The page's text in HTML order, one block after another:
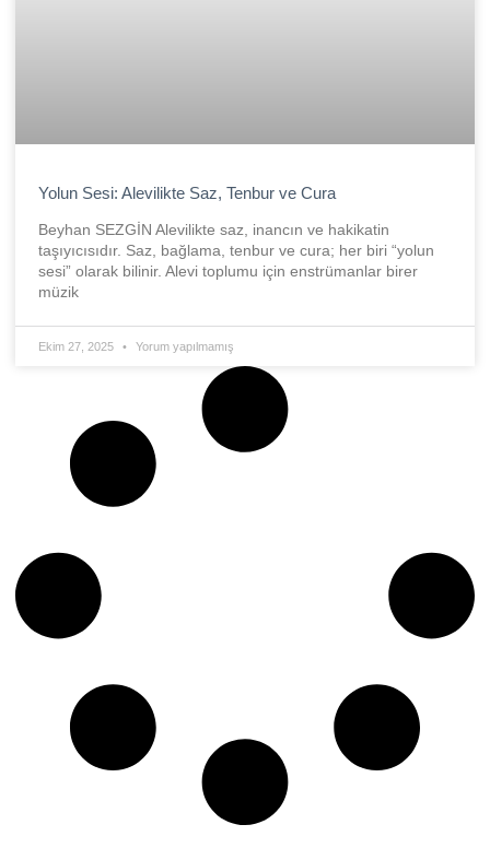
Yolun Sesi: Alevilikte Saz, Tenbur ve Cura
Beyhan SEZGİN Alevilikte saz, inancın ve hakikatin
taşıyıcısıdır. Saz, bağlama, tenbur ve cura; her biri “yolun
sesi” olarak bilinir. Alevi toplumu için enstrümanlar birer
müzik
Ekim 27, 2025 Yorum yapılmamış